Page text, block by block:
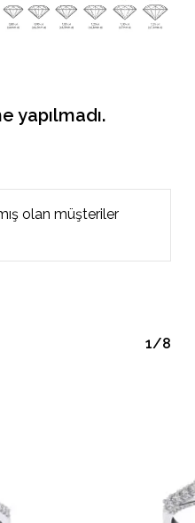
yapılmadı.
olan müşteriler
1/8